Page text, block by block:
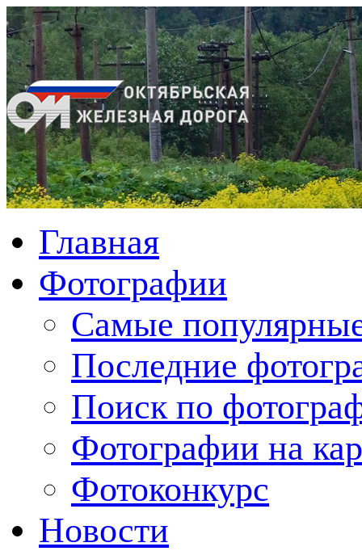
Главная
Фотографии
Cамые
Последние
Поиск по
Фотографии на
Фотоконкурс
Новости